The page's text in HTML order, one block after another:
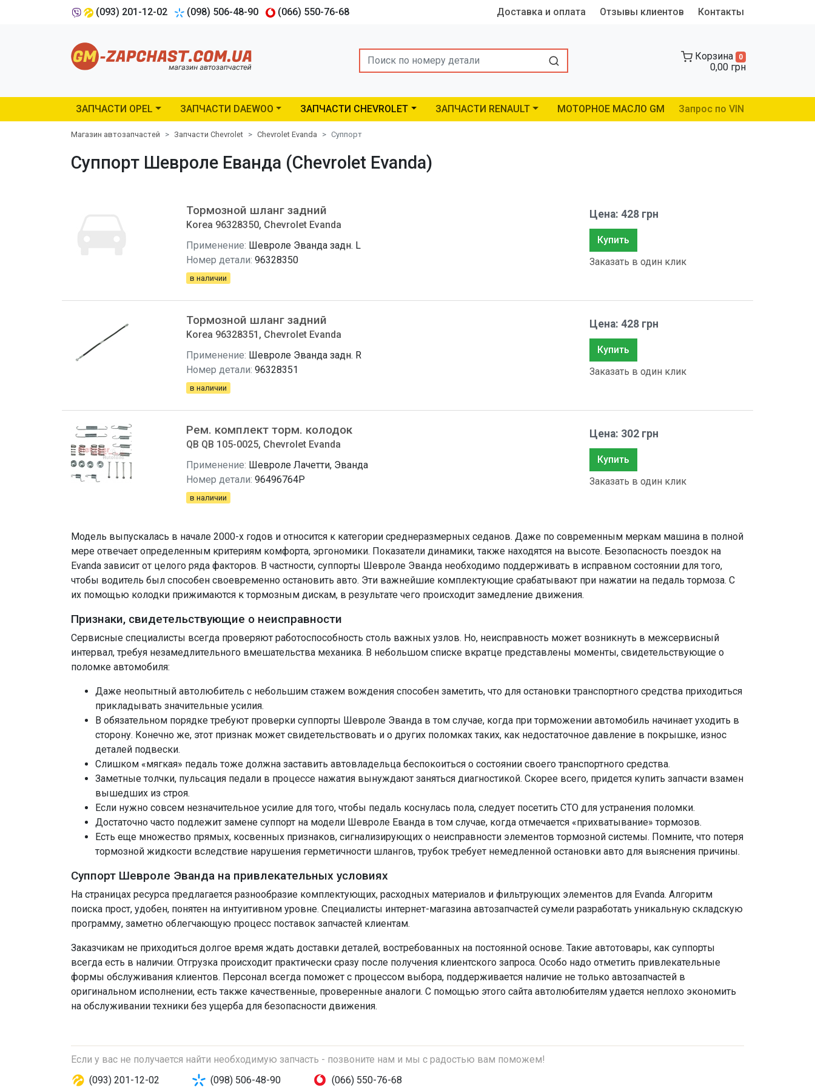
(093) 201-12-02 (098) 506-48-90 (066) 550-76-68 Доставка и оплата Отзывы клиентов Контакты
Search Корзина 0
0,00 грн
ЗАПЧАСТИ OPEL ЗАПЧАСТИ DAEWOO ЗАПЧАСТИ CHEVROLET ЗАПЧАСТИ RENAULT МОТОРНОЕ МАСЛО GM Запрос по VIN
Магазин автозапчастей Запчасти Chevrolet Chevrolet Evanda Cуппорт
Суппорт Шевроле Еванда (Chevrolet Evanda)
Тормозной шланг задний
Korea 96328350, Chevrolet Evanda
Применение: Шевроле Эванда задн. L
Номер детали: 96328350
в наличии
Цена: 428 грн
Купить
Заказать в один клик
Тормозной шланг задний
Korea 96328351, Chevrolet Evanda
Применение: Шевроле Эванда задн. R
Номер детали: 96328351
в наличии
Цена: 428 грн
Купить
Заказать в один клик
Рем. комплект торм. колодок
QB QB 105-0025, Chevrolet Evanda
Применение: Шевроле Лачетти, Эванда
Номер детали: 96496764P
в наличии
Цена: 302 грн
Купить
Заказать в один клик
Модель выпускалась в начале 2000-х годов и относится к категории среднеразмерных седанов. Даже по современным меркам машина в полной
мере отвечает определенным критериям комфорта, эргономики. Показатели динамики, также находятся на высоте. Безопасность поездок на
Evanda зависит от целого ряда факторов. В частности, суппорты Шевроле Эванда необходимо поддерживать в исправном состоянии для того,
чтобы водитель был способен своевременно остановить авто. Эти важнейшие комплектующие срабатывают при нажатии на педаль тормоза. С
их помощью колодки прижимаются к тормозным дискам, в результате чего происходит замедление движения.
Признаки, свидетельствующие о неисправности
Сервисные специалисты всегда проверяют работоспособность столь важных узлов. Но, неисправность может возникнуть в межсервисный
интервал, требуя незамедлительного вмешательства механика. В небольшом списке вкратце представлены моменты, свидетельствующие о
поломке автомобиля:
Даже неопытный автолюбитель с небольшим стажем вождения способен заметить, что для остановки транспортного средства приходиться
прикладывать значительные усилия.
В обязательном порядке требуют проверки суппорты Шевроле Эванда в том случае, когда при торможении автомобиль начинает уходить в
сторону. Конечно же, этот признак может свидетельствовать и о других поломках таких, как недостаточное давление в покрышке, износ
деталей подвески.
Слишком «мягкая» педаль тоже должна заставить автовладельца беспокоиться о состоянии своего транспортного средства.
Заметные толчки, пульсация педали в процессе нажатия вынуждают заняться диагностикой. Скорее всего, придется купить запчасти взамен
вышедших из строя.
Если нужно совсем незначительное усилие для того, чтобы педаль коснулась пола, следует посетить СТО для устранения поломки.
Достаточно часто подлежит замене суппорт на модели Шевроле Еванда в том случае, когда отмечается «прихватывание» тормозов.
Есть еще множество прямых, косвенных признаков, сигнализирующих о неисправности элементов тормозной системы. Помните, что потеря
тормозной жидкости вследствие нарушения герметичности шлангов, трубок требует немедленной остановки авто для выяснения причины.
Суппорт Шевроле Эванда на привлекательных условиях
На страницах ресурса предлагается разнообразие комплектующих, расходных материалов и фильтрующих элементов для Evanda. Алгоритм
поиска прост, удобен, понятен на интуитивном уровне. Специалисты интернет-магазина автозапчастей сумели разработать уникальную складскую
программу, заметно облегчающую процесс поставок запчастей клиентам.
Заказчикам не приходиться долгое время ждать доставки деталей, востребованных на постоянной основе. Такие автотовары, как суппорты
всегда есть в наличии. Отгрузка происходит практически сразу после получения клиентского запроса. Особо надо отметить привлекательные
формы обслуживания клиентов. Персонал всегда поможет с процессом выбора, поддерживается наличие не только автозапчастей в
оригинальном исполнении, есть также качественные, проверенные аналоги. С помощью этого сайта автолюбителям удается неплохо экономить
на обслуживании техники без ущерба для безопасности движения.
Если у вас не получается найти необходимую запчасть - позвоните нам и мы с радостью вам поможем!
(093) 201-12-02
(098) 506-48-90 (066) 550-76-68